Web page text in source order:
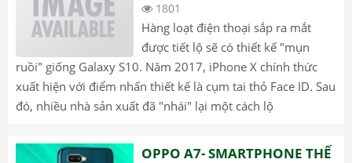
1801
Hàng loạt điện thoại sắp ra mắt
được tiết lộ sẽ có thiết kế "mụn
ruồi" giống Galaxy S10. Năm 2017, iPhone X chính thức
xuất hiện với điểm nhấn thiết kế là cụm tai thỏ Face ID. Sau
đó, nhiều nhà sản xuất đã "nhái" lại một cách lộ
OPPO A7- SMARTPHONE THẾ